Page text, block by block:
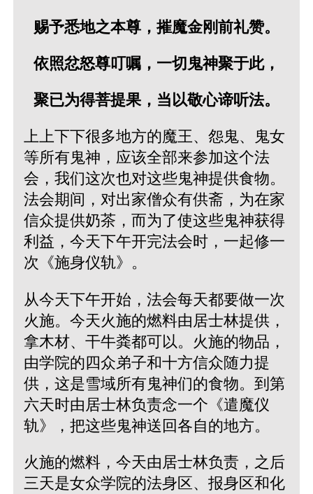
赐予悉地之本尊，摧魔金刚前礼赞。
依照忿怒尊叮嘱，一切鬼神聚于此，
聚已为得菩提果，当以敬心谛听法。
上上下下很多地方的魔王、怨鬼、鬼女
等所有鬼神，应该全部来参加这个法
会，我们这次也对这些鬼神提供食物。
法会期间，对出家僧众有供斋，为在家
信众提供奶茶，而为了使这些鬼神获得
利益，今天下午开完法会时，一起修一
次《施身仪轨》。
从今天下午开始，法会每天都要做一次
火施。今天火施的燃料由居士林提供，
拿木材、干牛粪都可以。火施的物品，
由学院的四众弟子和十方信众随力提
供，这是雪域所有鬼神们的食物。到第
六天时由居士林负责念一个《遣魔仪
轨》，把这些鬼神送回各自的地方。
火施的燃料，今天由居士林负责，之后
三天是女众学院的法身区、报身区和化